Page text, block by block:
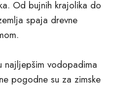
Od bujnih krajolika do
spaja drevne
vodopadima
pogodne su za zimske